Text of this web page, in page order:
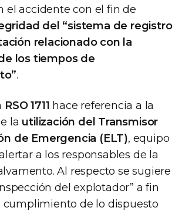
el accidente con el fin de
del “sistema de registro
relacionado con la
los tiempos de
.
RSO 1711 hace referencia a la
la utilización del Transmisor
de Emergencia (ELT), equipo
a los responsables de la
Al respecto se sugiere
del explotador” a fin
cumplimiento de lo dispuesto